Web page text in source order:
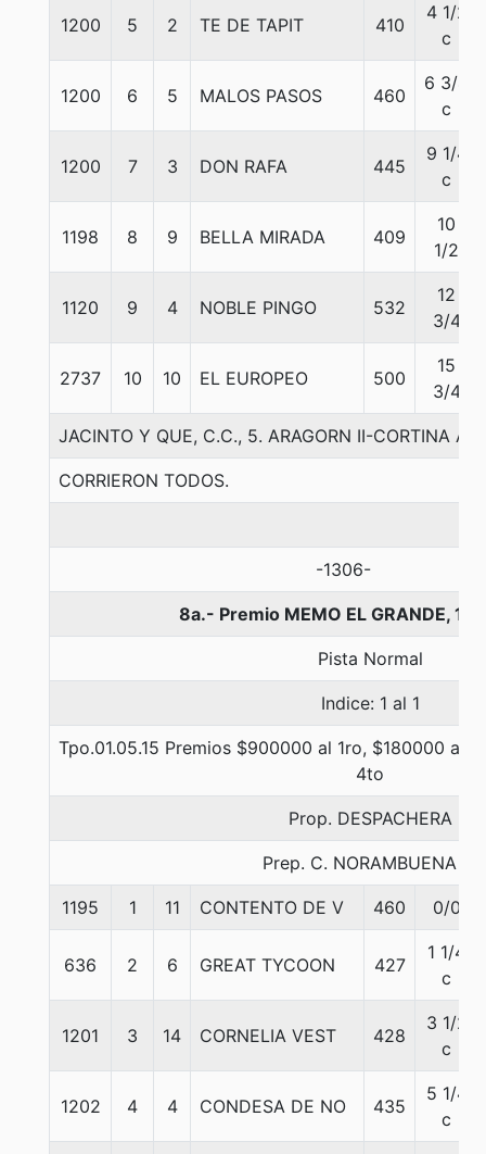
1200 5 2 TE DE TAPIT 410
4 1/2
c
1200 6 5 MALOS PASOS 460
6 3/4
c
1200 7 3 DON RAFA 445
9 1/4
c
1198 8 9 BELLA MIRADA 409
10
1/2
1120 9 4 NOBLE PINGO 532
12
3/4
2737 10 10 EL EUROPEO 500
15
3/4
JACINTO Y QUE, C.C., 5. ARAGORN II-CORTINA
CORRIERON TODOS.
-1306-
8a.- Premio MEMO EL GRANDE,
Pista Normal
Indice: 1 al 1
Tpo.01.05.15 Premios $900000 al 1ro, $180000 al
4to
Prop. DESPACHERA
Prep. C. NORAMBUENA B.
1195 1 11 CONTENTO DE V 460 0/0
636 2 6 GREAT TYCOON 427
1 1/4
c
1201 3 14 CORNELIA VEST 428
3 1/2
c
1202 4 4 CONDESA DE NO 435
5 1/4
c